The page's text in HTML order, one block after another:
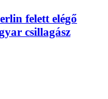
felett elégő
csillagász